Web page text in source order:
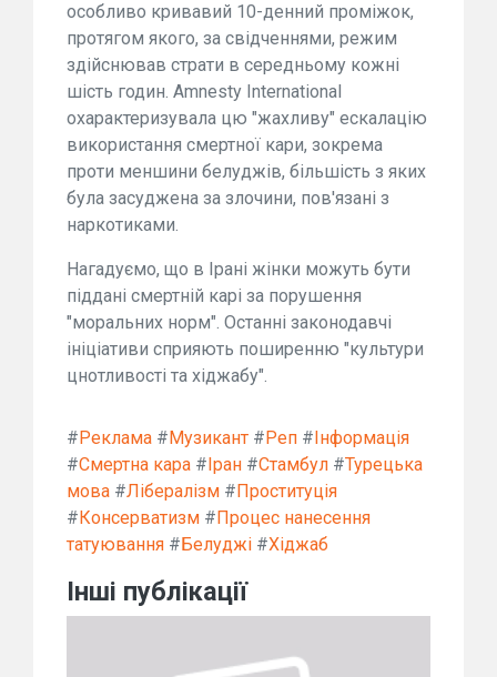
особливо кривавий 10-денний проміжок,
протягом якого, за свідченнями, режим
здійснював страти в середньому кожні
шість годин. Amnesty International
охарактеризувала цю "жахливу" ескалацію
використання смертної кари, зокрема
проти меншини белуджів, більшість з яких
була засуджена за злочини, пов'язані з
наркотиками.
Нагадуємо, що в Ірані жінки можуть бути
піддані смертній карі за порушення
"моральних норм". Останні законодавчі
ініціативи сприяють поширенню "культури
цнотливості та хіджабу".
# Реклама # Музикант # Реп # Інформація
#Смертна кара # Іран #Стамбул #Турецька
мова #Лібералізм # Проституція
# Консерватизм # Процес нанесення
татуювання # Белуджі #Хіджаб
Інші публікації